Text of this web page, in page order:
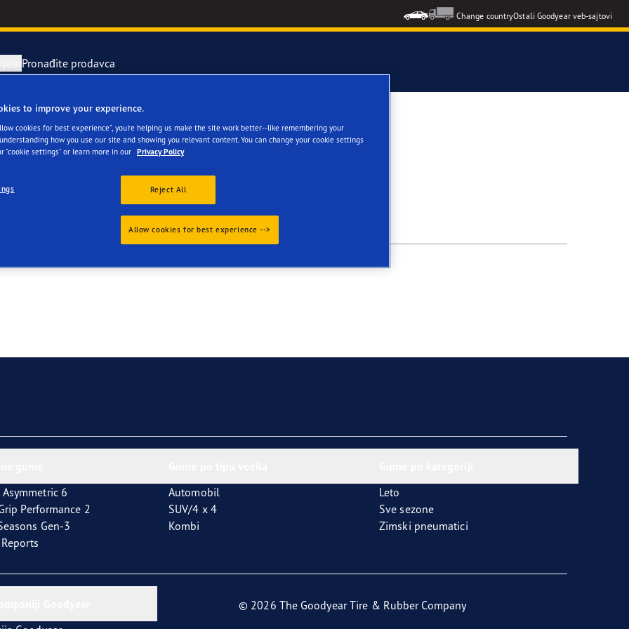
Change countryOstali Goodyear veb-sajtovi
i zamena pneumatika
4Seasons GEN-3
Pronađite prodavca
Asymmetric 6
Performance 2
Gen-3
Automobil
SUV/4 x 4
Kombi
Leto
Sve sezone
Zimski pneumatici
© 2026 The Goodyear Tire & Rubber Company
to improve your experience.
cookies for best experience", you're helping us make the site work better--like remembering your
how you use our site and showing you relevant content. You can change your cookie settings
"cookie settings" or learn more in our Privacy Policy
Reject All
Allow cookies for best experience -->